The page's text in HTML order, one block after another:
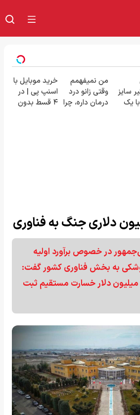
سایز
یک
من نمیفهمم
وقتی زانو درد
درمان داره، چرا
خرید موبایل با
اسنپ پی | در
۴ قسط بدون
در خصوص برآورد اولیه
به بخش فناوری کشور گفت:
تا امروز حدود ۳۰۰ میلیون دلار خسارت مستقیم ثبت